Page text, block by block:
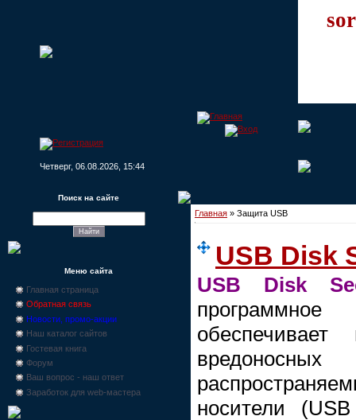
Четверг, 06.08.2026, 15:44
Поиск на сайте
Меню сайта
Главная страница
Обратная связь
Новости, промо-акции
Наш каталог сайтов
Гостевая книга
Форум
Ваш вопрос - наш ответ
Заработок для web-мастера
Главная » Защита USB
USB Disk
USB Disk
программное
носители